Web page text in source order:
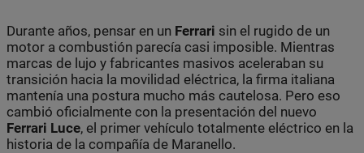
Durante años, pensar en un Ferrari sin el rugido de un
motor a combustión parecía casi imposible. Mientras
marcas de lujo y fabricantes masivos aceleraban su
transición hacia la movilidad eléctrica, la firma italiana
mantenía una postura mucho más cautelosa. Pero eso
cambió oficialmente con la presentación del nuevo
Ferrari Luce, el primer vehículo totalmente eléctrico en la
historia de la compañía de Maranello.